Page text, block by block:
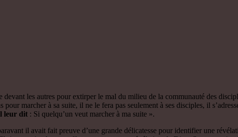
les autres pour extirper le mal du milieu de la communauté des
marcher à sa suite, il ne le fera pas seulement à ses disciples, il
leur dit : Si quelqu’un veut marcher à ma suite ».
il avait fait preuve d’une grande délicatesse pour identifier une